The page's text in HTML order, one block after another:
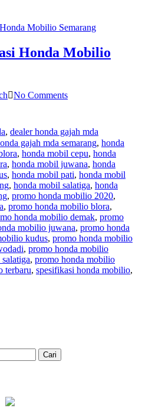
Honda Mobilio
No Comments
, dealer honda gajah mda
gajah mda semarang, honda
, honda mobil cepu, honda
, honda mobil juwana, honda
, honda mobil pati, honda mobil
, honda mobil salatiga, honda
, promo honda mobilio 2020,
, promo honda mobilio blora,
honda mobilio demak, promo
mobilio juwana, promo honda
kudus, promo honda mobilio
, promo honda mobilio
, promo honda mobilio
terbaru, spesifikasi honda mobilio,